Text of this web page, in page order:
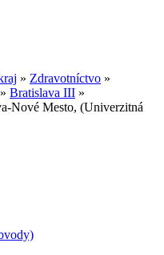
» Zdravotníctvo »
» Bratislava III »
Nové Mesto, (Univerzitná